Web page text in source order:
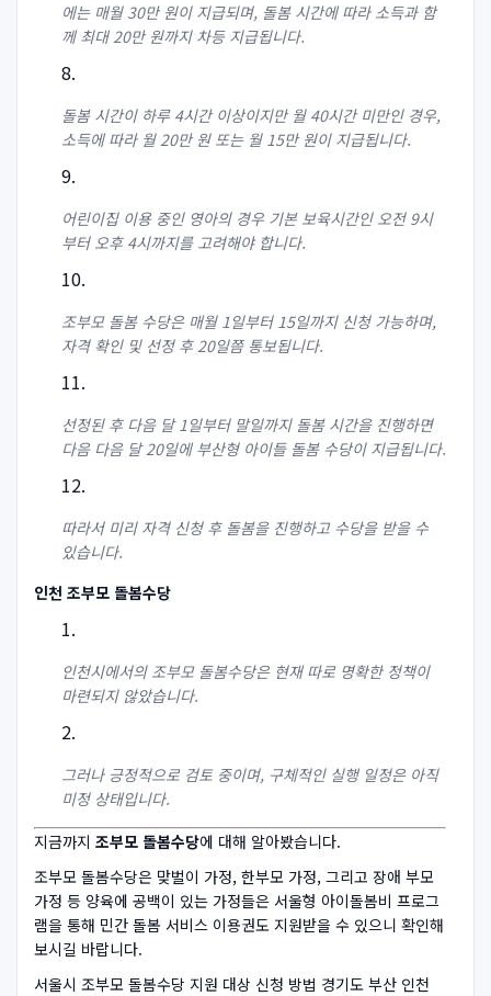
에는 매월 30만 원이 지급되며, 돌봄 시간에 따라 소득과 함
께 최대 20만 원까지 차등 지급됩니다.
돌봄 시간이 하루 4시간 이상이지만 월 40시간 미만인 경우,
소득에 따라 월 20만 원 또는 월 15만 원이 지급됩니다.
어린이집 이용 중인 영아의 경우 기본 보육시간인 오전 9시
부터 오후 4시까지를 고려해야 합니다.
조부모 돌봄 수당은 매월 1일부터 15일까지 신청 가능하며,
자격 확인 및 선정 후 20일쯤 통보됩니다.
선정된 후 다음 달 1일부터 말일까지 돌봄 시간을 진행하면
다음 다음 달 20일에 부산형 아이들 돌봄 수당이 지급됩니다.
따라서 미리 자격 신청 후 돌봄을 진행하고 수당을 받을 수
있습니다.
인천 조부모 돌봄수당
인천시에서의 조부모 돌봄수당은 현재 따로 명확한 정책이
마련되지 않았습니다.
그러나 긍정적으로 검토 중이며, 구체적인 실행 일정은 아직
미정 상태입니다.
지금까지 조부모 돌봄수당에 대해 알아봤습니다.
조부모 돌봄수당은 맞벌이 가정, 한부모 가정, 그리고 장애 부모
가정 등 양육에 공백이 있는 가정들은 서울형 아이돌봄비 프로그
램을 통해 민간 돌봄 서비스 이용권도 지원받을 수 있으니 확인해
보시길 바랍니다.
서울시 조부모 돌봄수당 지원 대상 신청 방법 경기도 부산 인천